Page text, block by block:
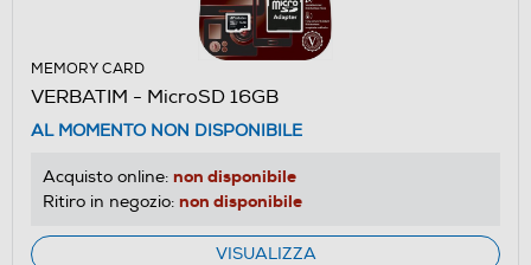
MEMORY CARD
VERBATIM - MicroSD 16GB
AL MOMENTO NON DISPONIBILE
Acquisto online: non disponibile
Ritiro in negozio: non disponibile
VISUALIZZA